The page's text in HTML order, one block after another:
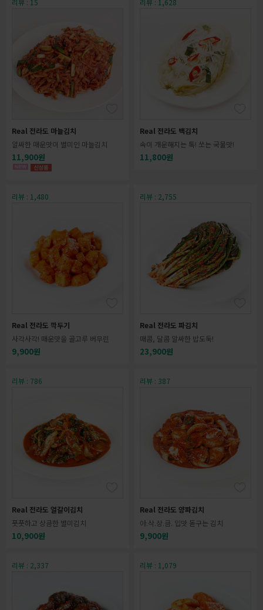
리뷰 : 15
Real 전라도 마늘김치
알싸한 매운맛이 별미인 마늘김치
11,900원
리뷰 : 1,628
Real 전라도 백김치
속이 개운해지는 톡! 쏘는 국물맛!
11,800원
리뷰 : 1,480
Real 전라도 깍두기
사각사각! 매운맛을 골고루 버무린
9,900원
리뷰 : 2,755
Real 전라도 파김치
매콤, 달콤 알싸한 밥도둑!
23,900원
리뷰 : 786
Real 전라도 얼갈이김치
풋풋하고 상큼한 별미김치
10,900원
리뷰 : 387
Real 전라도 양파김치
아.삭.상.큼. 입맛 돋구는 김치
9,900원
리뷰 : 2,337 리뷰 : 1,079